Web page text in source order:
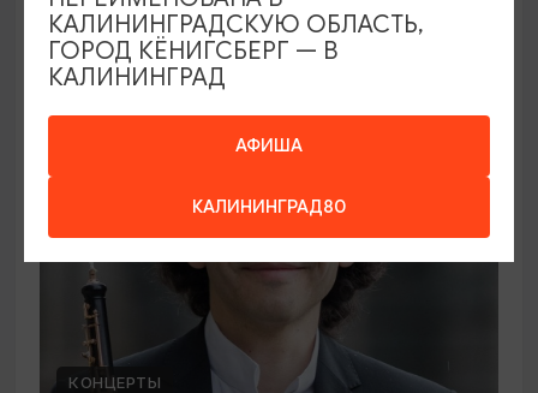
Калининград, Музей янтаря
ОТ 1000₽
КОНЦЕРТЫ
АФИША
КАЛИНИНГРАД80
КАЛИНИНГРАДСКУЮ ОБЛАСТЬ,
ГОРОД КЁНИГСБЕРГ — В
КАЛИНИНГРАД